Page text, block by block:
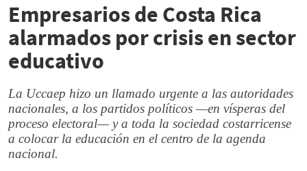
Empresarios de Costa Rica
alarmados por crisis en sector
educativo
La Uccaep hizo un llamado urgente a las autoridades
nacionales, a los partidos políticos —en vísperas del
proceso electoral— y a toda la sociedad costarricense
a colocar la educación en el centro de la agenda
nacional.